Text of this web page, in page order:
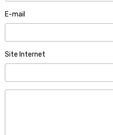
E-mail
Site Internet